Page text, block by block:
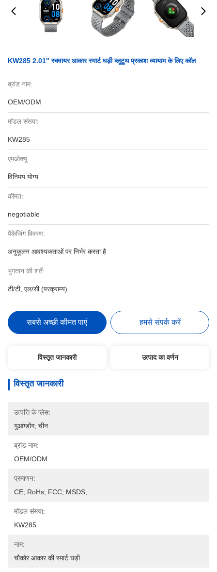
KW285 2.01" स्क्वायर आकार स्मार्ट घड़ी ब्लूटूथ प्रकाश व्यायाम के लिए कॉल
ब्रांड नाम:
OEM/ODM
मॉडल संख्या:
KW285
एमओक्यू:
विनिमय योग्य
कीमत:
negotiable
पैकेजिंग विवरण:
अनुकूलन आवश्यकताओं पर निर्भर करता है
भुगतान की शर्तें:
टी/टी, एल/सी (परक्राम्य)
सबसे अच्छी कीमत पाएं हमसे संपर्क करें
विस्तृत जानकारी उत्पाद का वर्णन
विस्तृत जानकारी
उत्पत्ति के प्लेस:
गुआंग्डोंग; चीन
ब्रांड नाम:
OEM/ODM
प्रमाणन:
CE; RoHs; FCC; MSDS;
मॉडल संख्या:
KW285
नाम:
चौकोर आकार की स्मार्ट घड़ी